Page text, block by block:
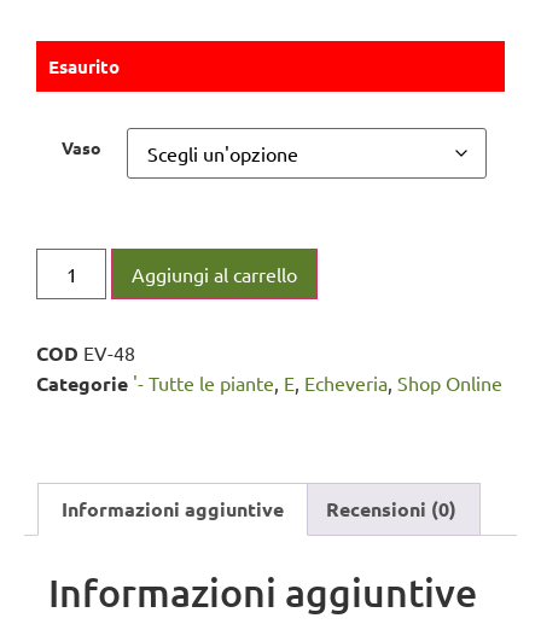
Esaurito
Vaso
Aggiungi al carrello
COD EV-48
Categorie '- Tutte le piante E Echeveria Shop Online
Informazioni aggiuntive Recensioni (0)
Informazioni aggiuntive